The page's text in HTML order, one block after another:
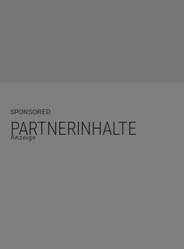
SPONSORED
PARTNERINHALTE
Anzeige